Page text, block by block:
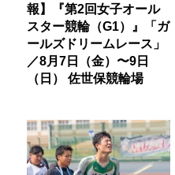
報】『第2回女子オール
スター競輪（G1）』「ガ
ールズドリームレース」
／8月7日（金）〜9日
（日） 佐世保競輪場